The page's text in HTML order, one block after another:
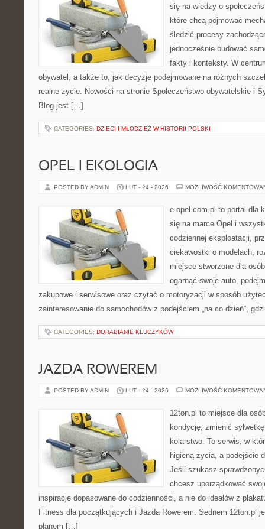
się na wiedzy o
które chcą pojmować
śledzić procesy
jednocześnie budować
fakty i konteksty. W
obywatel, a także to, jak decyzje podejmowane na różnych
realne życie. Nowości na stronie Społeczeństwo obywatelskie i
Blog jest […]
CATEGORIES: DZIECI I MŁODZIEŻ W HISTORII POLSKI
OPEL I EKOLOGIA
POSTED BY ADMIN LUT - 24 - 2026 MOŻLIWOŚĆ
e-opel.com.pl to portal dla
się na marce Opel i
codziennej eksploatacji,
ciekawostki o modelach,
miejsce stworzone dla
ogarnąć swoje auto,
zakupowe i serwisowe oraz czytać o motoryzacji w sposób
zainteresowanie do samochodów z podejściem „na co dzień”,
CATEGORIES: DORABIANIE KLUCZYKÓW
JAZDA ROWEREM
POSTED BY ADMIN LUT - 24 - 2026 MOŻLIWOŚĆ
12ton.pl to miejsce dla
kondycję, zmienić
kolarstwo. To serwis, w
higieną życia, a podejście
Jeśli szukasz
chcesz uporządkować
inspiracje dopasowane do codzienności, a nie do ideałów z
Fitness dla początkujących i Jazda Rowerem. Sednem 12ton.pl
planem […]